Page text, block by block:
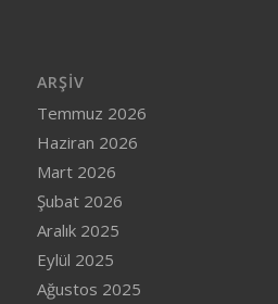
ARŞIV
Temmuz 2026
Haziran 2026
Mart 2026
Şubat 2026
Aralık 2025
Eylül 2025
Ağustos 2025